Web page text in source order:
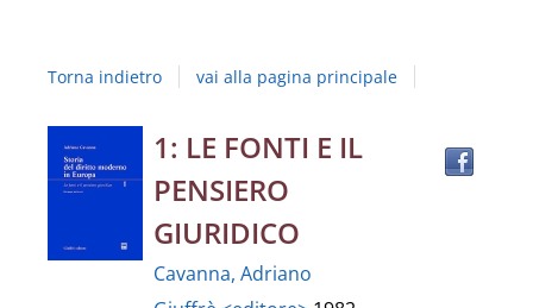
Campania
Vanvitelli"
Torna indietro vai alla pagina principale
Dettaglio
del
documento
1: LE FONTI E IL
PENSIERO
GIURIDICO
Cavanna, Adriano